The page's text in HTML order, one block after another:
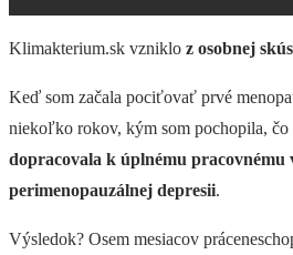
Klimakterium.sk vzniklo z osobnej
Keď som začala pociťovať prvé
niekoľko rokov, kým som pochopila, čo
dopracovala k úplnému pracovnému
perimenopauzálnej depresii.
Výsledok? Osem mesiacov